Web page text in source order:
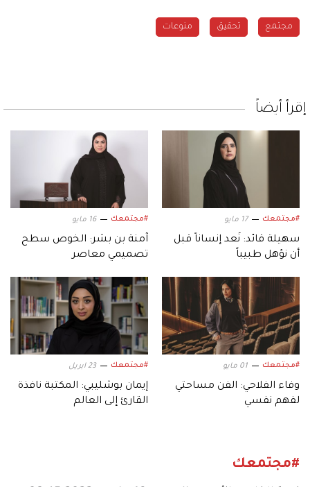
مجتمع تحقيق منوعات
إقرأ أيضاً
#مجتمعك 17 مايو
سهيلة قائد: نُعد إنساناً قبل
أن نؤهل طبيباً
#مجتمعك 16 مايو
آمنة بن بشر: الخوص سطح
تصميمي معاصر
#مجتمعك 01 مايو
وفاء الفلاحي: الفن مساحتي
لفهم نفسي
#مجتمعك 23 ابريل
إيمان بوشليبي: المكتبة نافذة
القارئ إلى العالم
#مجتمعك